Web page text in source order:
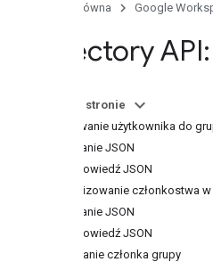
Strona główna Google
Directory
Na tej stronie
Dodawanie użytkownika do
Żądanie JSON
Odpowiedź JSON
Aktualizowanie członkostwa
Żądanie JSON
Odpowiedź JSON
Pobieranie członka grupy